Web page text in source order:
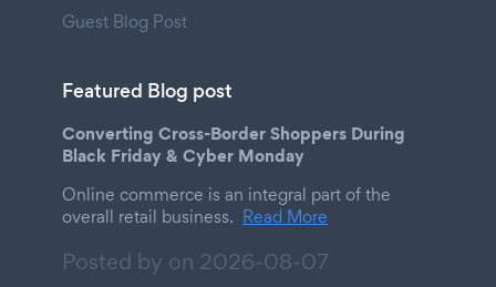
Guest Blog Post
Featured Blog post
Converting Cross-Border Shoppers During
Black Friday & Cyber Monday
Online commerce is an integral part of the
overall retail business. Read More
Posted by on 2026-08-07